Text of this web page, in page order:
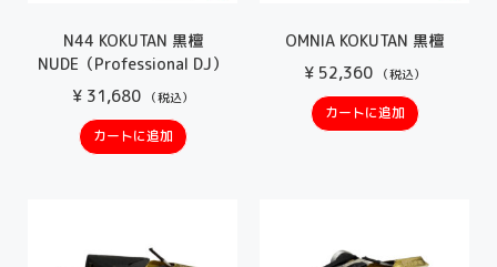
N44 KOKUTAN 黒檀
NUDE（Professional DJ）
¥31,680 （税込）
カートに追加
OMNIA KOKUTAN 黒檀
¥52,360 （税込）
カートに追加